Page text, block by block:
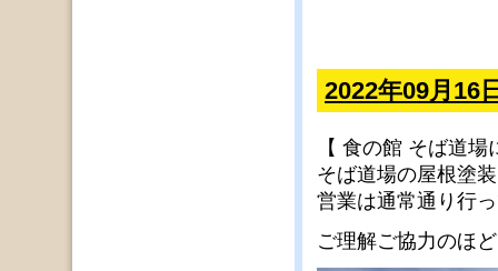
2022年09月16
【 食の館 そば道
そば道場の屋根塗
営業は通常通り行
ご理解ご協力のほ